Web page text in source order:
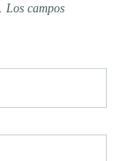
Los campos